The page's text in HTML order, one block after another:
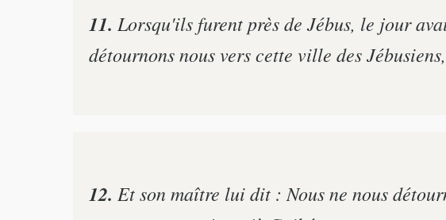
11. Lorsqu'ils furent près de Jébus, le jour
détournons nous vers cette ville des
12. Et son maître lui dit : Nous ne nous